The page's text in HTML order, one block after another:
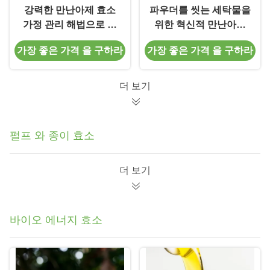
강력한 만난아제 효소
가정 관리 해법으로 푸
드 냄새를 제거하세요
가장 좋은 가격 을 구하라
파우더를 씻는 세탁물을
위한 혁신적 만난아제
효소 공학 기법
가장 좋은 가격 을 구하라
더 보기
펄프 와 종이 효소
더 보기
바이오 에너지 효소